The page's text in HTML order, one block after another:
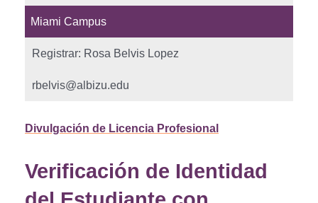
Miami Campus
Registrar: Rosa Belvis Lopez
rbelvis@albizu.edu
Divulgación de Licencia Profesional
Verificación de Identidad